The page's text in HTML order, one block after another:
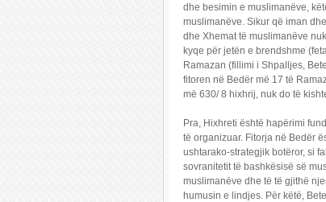
dhe besimin e muslimanëve,
muslimanëve. Sikur që iman
dhe Xhemat të muslimanëve
kyqe për jetën e brendshme
Ramazan (fillimi i Shpalljes,
fitoren në Bedër më 17 të
më 630/ 8 hixhrij, nuk do të
Pra, Hixhreti është hapërimi
të organizuar. Fitorja në Bedër
ushtarako-strategjik botëror, si
sovranitetit të bashkësisë së
muslimanëve dhe të të gjithë
humusin e lindjes. Për këtë,